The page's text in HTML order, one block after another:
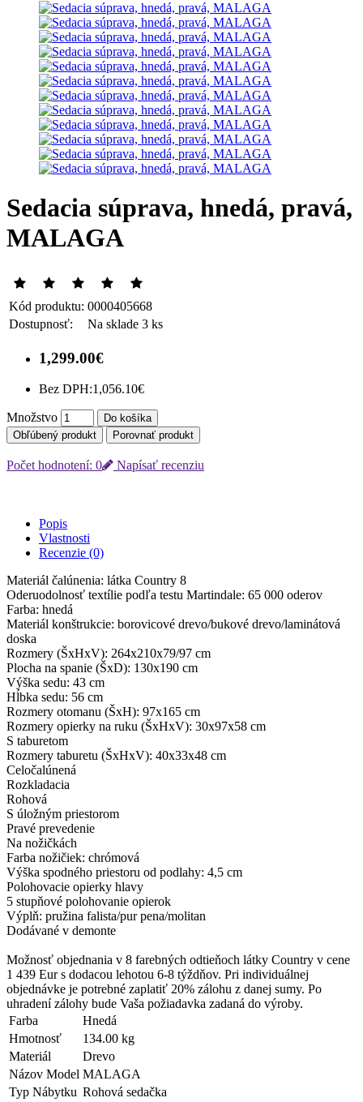
Sedacia súprava, hnedá, pravá,
MALAGA
Kód produktu: 0000405668
Dostupnosť:
Na sklade 3 ks
1,299.00€
Bez DPH:1,056.10€
Množstvo
Do košíka
Obľúbený produkt
Porovnať produkt
Počet hodnotení: 0 Napísať recenziu
Popis
Vlastnosti
Recenzie (0)
Materiál čalúnenia: látka Country 8
Oderuodolnosť textílie podľa testu Martindale: 65 000 oderov
Farba: hnedá
Materiál konštrukcie: borovicové drevo/bukové drevo/laminátová
doska
Rozmery (ŠxHxV): 264x210x79/97 cm
Plocha na spanie (ŠxD): 130x190 cm
Výška sedu: 43 cm
Hĺbka sedu: 56 cm
Rozmery otomanu (ŠxH): 97x165 cm
Rozmery opierky na ruku (ŠxHxV): 30x97x58 cm
S taburetom
Rozmery taburetu (ŠxHxV): 40x33x48 cm
Celočalúnená
Rozkladacia
Rohová
S úložným priestorom
Pravé prevedenie
Na nožičkách
Farba nožičiek: chrómová
Výška spodného priestoru od podlahy: 4,5 cm
Polohovacie opierky hlavy
5 stupňové polohovanie opierok
Výplň: pružina falista/pur pena/molitan
Dodávané v demonte
Možnosť objednania v 8 farebných odtieňoch látky Country v cene
1 439 Eur s dodacou lehotou 6-8 týždňov. Pri individuálnej
objednávke je potrebné zaplatiť 20% zálohu z danej sumy. Po
uhradení zálohy bude Vaša požiadavka zadaná do výroby.
Farba
Hnedá
Hmotnosť
134.00 kg
Materiál
Drevo
Názov Model MALAGA
Typ Nábytku Rohová sedačka